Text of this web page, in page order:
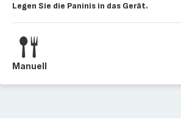
Legen Sie die Paninis in das Gerät.
Manuell